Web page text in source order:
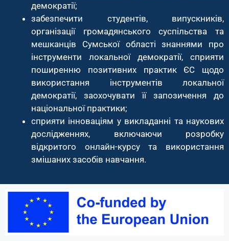
демократії;
забезпечити студентів, випускників,
організації громадянського суспільства та
мешканців Сумської області знаннями про
інструменти локальної демократії, сприяти
поширенню позитивних практик ЄС щодо
використання інструментів локальної
демократії, заохочувати її запозичення до
національної практики;
сприяти інноваціям у викладанні та наукових
дослідженнях, включаючи розробку
відкритого онлайн-курсу та використання
змішаних засобів навчання.